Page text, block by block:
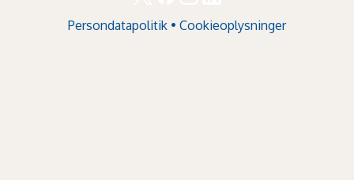
Persondatapolitik • Cookieoplysninger